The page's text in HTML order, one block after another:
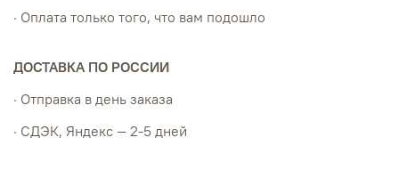
· Оплата только того, что вам подошло
ДОСТАВКА ПО РОССИИ
· Отправка в день заказа
· СДЭК, Яндекс — 2-5 дней